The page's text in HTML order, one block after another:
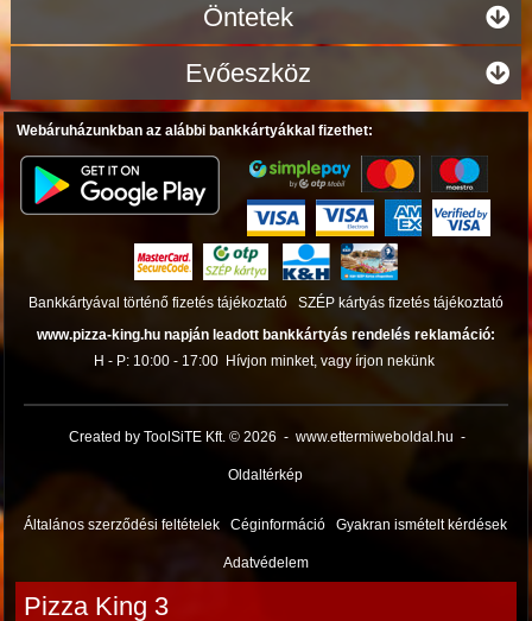
Öntetek
Evőeszköz
Webáruházunkban az alábbi bankkártyákkal fizethet:
Bankkártyával történő fizetés tájékoztató
SZÉP kártyás fizetés tájékoztató
www.pizza-king.hu napján leadott bankkártyás rendelés reklamáció:
H - P: 10:00 - 17:00 Hívjon minket, vagy írjon nekünk
Created by ToolSiTE Kft. © 2026 - www.ettermiweboldal.hu -
Oldaltérkép
Általános szerződési feltételek Céginformáció Gyakran ismételt kérdések
Adatvédelem
Pizza King 3